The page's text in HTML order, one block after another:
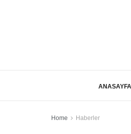
ANASAYFA
Home Haberler